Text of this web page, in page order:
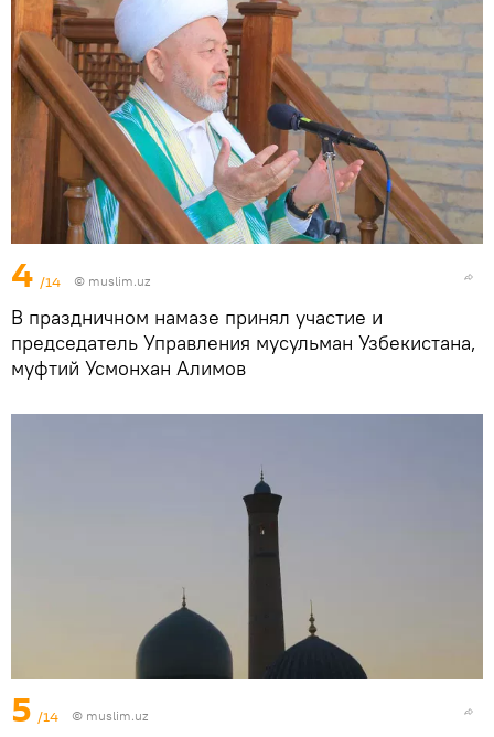
4 /14 © muslim.uz
В праздничном намазе принял участие и
председатель Управления мусульман Узбекистана,
муфтий Усмонхан Алимов
5 /14 © muslim.uz